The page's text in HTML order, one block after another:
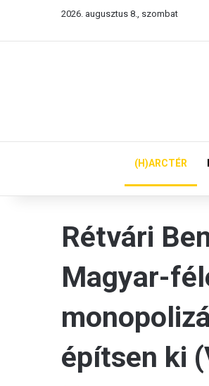
2026. augusztus 8., szombat
(H)ARCTÉR
Rétvári
Magyar-
építsen ki